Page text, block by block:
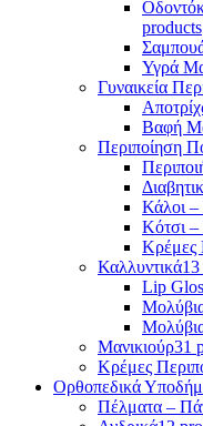
products
Υγρά
Γυναικεία
Βαφή
Περιποίηση
Κάλοι –
Κότσι –
Κρέμες
Καλλυντικά
Lip
Μανικιούρ31
Κρέμες
Ορθοπεδικά
Πέλματα –